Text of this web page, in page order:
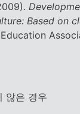
Based on
않은 경우